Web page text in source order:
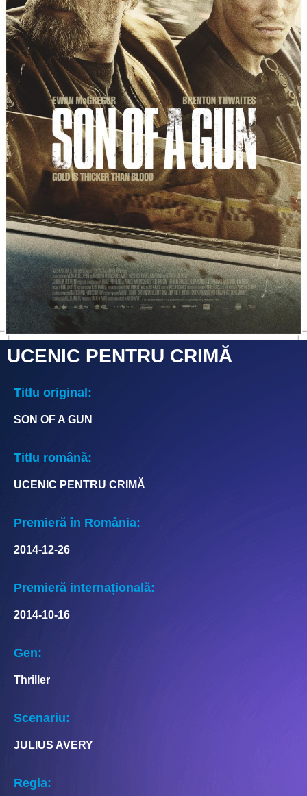
UCENIC PENTRU CRIMĂ
Titlu original:
SON OF A GUN
Titlu română:
UCENIC PENTRU CRIMĂ
Premieră în România:
2014-12-26
Premieră internațională:
2014-10-16
Gen:
Thriller
Scenariu:
JULIUS AVERY
Regia: